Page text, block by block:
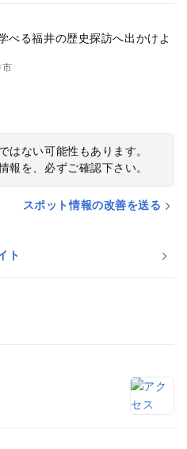
べる福井の歴史探訪へ出かけよ
市
はない可能性もあります。
報を、必ずご確認下さい。
スポット情報の改善を送る
ト